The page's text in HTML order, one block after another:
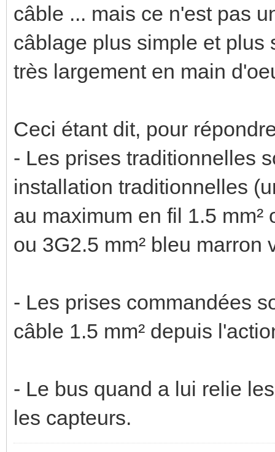
câble ... mais ce n'est pas
câblage plus simple et plus
très largement en main
Ceci étant dit, pour
- Les prises traditionnelles
installation traditionnelles
au maximum en fil 1.5 mm²
ou 3G2.5 mm² bleu marron
- Les prises commandées
câble 1.5 mm² depuis
- Le bus quand a lui relie
les capteurs.